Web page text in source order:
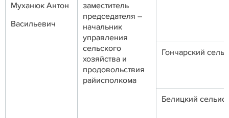
Муханюк Антон
Васильевич
заместитель
председателя –
начальник
управления
сельского
хозяйства и
продовольствия
райисполкома
Гончарский
Белицкий